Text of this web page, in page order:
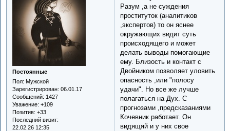
Постоянные
Пол: Мужской
Зарегистрирован: 06.01.17
Сообщений: 1427
Уважение: +109
Позитив: +33
Последний визит:
22.02.26 12:35
Разум ,а не суждения
проституток (аналитиков
,экспертов) то он яснее
окружающих видит суть
происходящего и может
делать выводы помогающие
ему. Близость и контакт с
Двойником позволяет уловить
опасность ,или "полосу
удачи". Но все же лучше
полагаться на Дух. С
прогнозами ,предсказаниями
Кочевник работает. Он
видящяй и у них свое